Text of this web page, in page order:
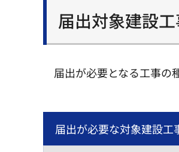
届出対象建設
届出が必要となる工事の
届出が必要な対象建設工